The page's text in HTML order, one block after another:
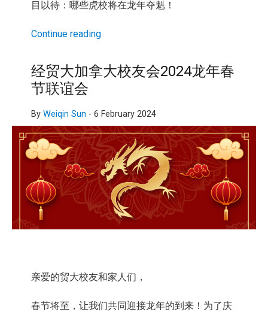
目以待：哪些虎校将在龙年夺魁！
Continue reading
经贸大加拿大校友会2024龙年春
节联谊会
By Weiqin Sun - 6 February 2024
亲爱的贸大校友和家人们，
春节将至，让我们共同迎接龙年的到来！为了庆